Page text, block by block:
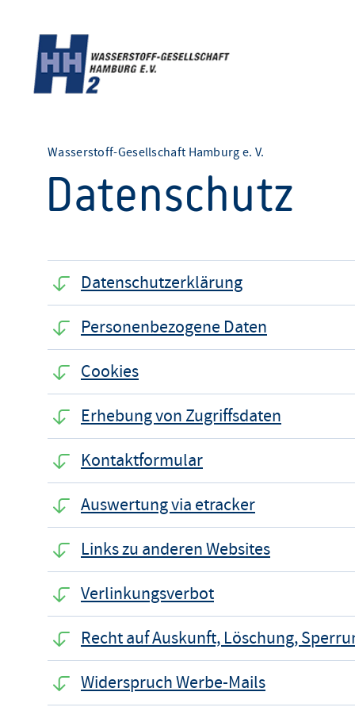
Wasserstoff-Gesellschaft Hamburg e. V.
Datenschutz
Datenschutzerklärung
Personenbezogene Daten
Cookies
Erhebung von Zugriffsdaten
Kontaktformular
Auswertung via etracker
Links zu anderen Websites
Verlinkungsverbot
Recht auf Auskunft, Löschung,
Widerspruch Werbe-Mails